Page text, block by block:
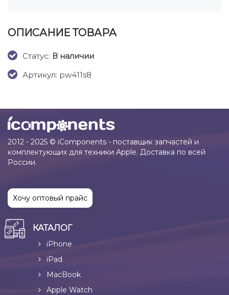
ОПИСАНИЕ ТОВАРА
Cтатус: В наличии
Артикул: pw411s8
2012 - 2025 © iComponents - поставщик запчастей и
комплектующих для техники Apple. Доставка по всей
России.
Хочу оптовый прайс
КАТАЛОГ
iPhone
iPad
MacBook
Apple Watch